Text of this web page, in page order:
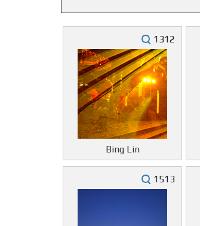
1312
Bing Lin
1513